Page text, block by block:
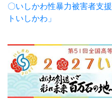
〇いしかわ性暴力被害者支
トいしかわ」